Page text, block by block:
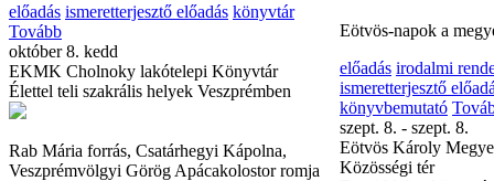
előadás ismeretterjesztő előadás könyvtár
Tovább
október 8. kedd
EKMK Cholnoky lakótelepi Könyvtár
Élettel teli szakrális helyek Veszprémben
Rab Mária forrás, Csatárhegyi Kápolna,
Veszprémvölgyi Görög Apácakolostor romja
könyvtár Tovább
Eötvös Károly
Közösségi tér
Emlékezzünk...
Eötvös-napok a